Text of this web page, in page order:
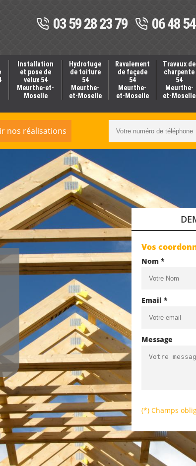
03 59 28 23 79 06 48
Installation
et pose de
velux 54
Meurthe-et-
Moselle
Hydrofuge
de toiture
54
Meurthe-
et-Moselle
Ravalement
de façade
54
Meurthe-
et-Moselle
Travaux de
charpente
54
Meurthe-
et-Moselle
nos réalisations
Vos
Nom *
Email *
Message
(*) Champs